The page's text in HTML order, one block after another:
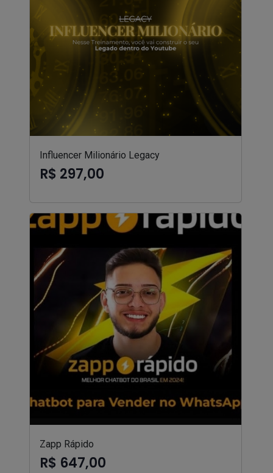
Influencer Milionário Legacy
R$ 297,00
Zapp Rápido
R$ 647,00